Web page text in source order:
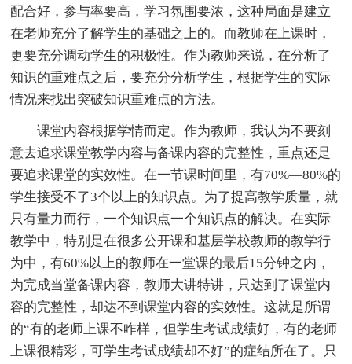
配合好，参与率要高，学习氛围要浓，这种局面是建立
在老师充分了解学生的基础之上的。而教师在上课时，
更要充分调动学生的积极性。作为教师来说，在分析了
知识的重难点之后，要充分分析学生，根据学生的实际
情况来找出突破知识重难点的方法。
课堂内容根据学情而定。作为教师，我认为不要刻
意去追求课堂教学内容与备课内容的完整性，重点还是
要追求课堂的实效性。在一节课时间里，有70%—80%的
学生接受不了3个以上的知识点。为了提高教学质量，就
只有量力而行，一个知识点一个知识点的解决。在实际
教学中，特别是在很多公开课和基层学校教师的教学行
为中，有60%以上的教师在一堂课的最后15分钟之内，
为完成当堂备课内容，教师大讲特讲，只达到了课堂内
容的完整性，却达不到课堂内容的实效性。这就是所谓
的“有的老师上课不咋样，但学生考试成绩好，有的老师
上课很精彩，可学生考试成绩却不好”的症结所在了。只